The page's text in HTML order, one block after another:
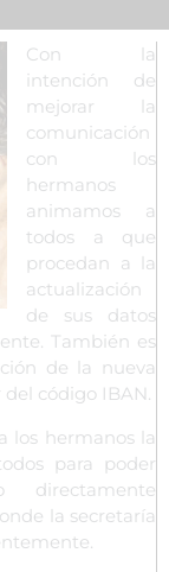
Con la
intención de
mejorar la
comunicación
con los
hermanos
animamos a
todos a que
procedan a la
actualización
de sus datos
También es
de la nueva
código IBAN.
los hermanos la
para poder
directamente
la secretaría